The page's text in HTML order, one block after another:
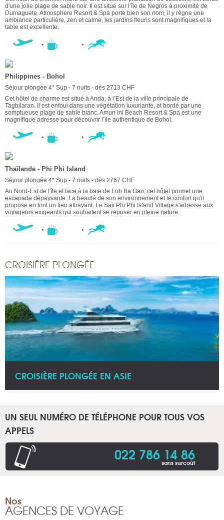
d'une jolie plage de sable noir. Il est situé sur l’île de Negros à proximité de
Dumaguete. Atmosphere Resort & Spa porte bien son nom, il y règne une
ambiance particulière, zen et calme, les jardins fleuris sont magnifiques et la
table est excellente.
Philippines - Bohol
Séjour plongée 4* Sup - 7 nuits - dès 2713 CHF
Cet hôtel de charme est situé à Anda, à l’Est de la ville principale de
Tagbilaran. Il est enfoui dans une végétation luxuriante, et bordé par une
somptueuse plage de sable blanc. Amun Ini Beach Resort & Spa est une
magnifique adresse pour découvrir l’île authentique de Bohol.
Thaïlande - Phi Phi Island
Séjour plongée 4* Sup - 7 nuits - dès 2767 CHF
Au Nord-Est de l'île et face à la baie de Loh Ba Gao, cet hôtel promet une
escapade dépaysante. La beauté de son environnement et le confort qu'il
propose en font un lieu attrayant. Le Saii Phi Phi Island Village s'adresse aux
voyageurs exigeants qui souhaitent se reposer en pleine nature.
CROISIÈRE PLONGÉE
CROISIÈRE PLONGÉE EN ASIE
UN SEUL NUMÉRO DE TÉLÉPHONE POUR TOUS VOS
APPELS
022 786 14 86
sans surcoût
Nos
AGENCES DE VOYAGE